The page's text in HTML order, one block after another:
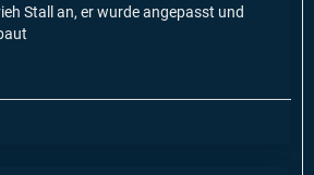
Stall an, er wurde angepasst und